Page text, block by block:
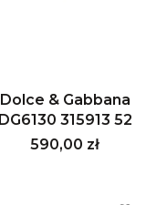
Dolce & Gabbana
DG6130 315913 52
Cena
590,00 zł